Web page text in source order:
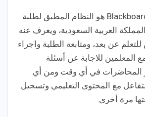
بلاك بورد نجران Blackboard هو النظام المطبق لطلبة
العربية السعودية، ويعرف عنه
عن بعد، ومتابعة الطلبة واجراء
المعلمين للاجابة عن أسئلة
المحاضرات في أي وقت ومن أي
مع المحتوى التعليمي وتسجيل
مرة أخرى.